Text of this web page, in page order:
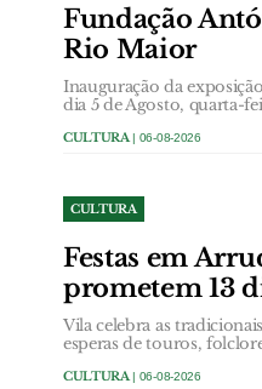
Fundação
Rio Maior
Inauguração da
dia 5 de Agosto, quarta-
CULTURA | 06-08-2026
CULTURA
Festas em
prometem 13
Vila celebra as
esperas de touros,
CULTURA | 06-08-2026